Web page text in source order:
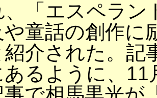
、「エスペラン
童話の創作に
紹介された。記
あるように、11